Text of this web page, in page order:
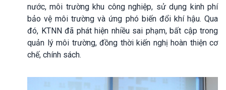
nước, môi trường khu công nghiệp, sử dụng kinh phí
bảo vệ môi trường và ứng phó biến đổi khí hậu. Qua
đó, KTNN đã phát hiện nhiều sai phạm, bất cập trong
quản lý môi trường, đồng thời kiến nghị hoàn thiện cơ
chế, chính sách.